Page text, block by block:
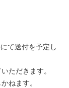
て送付を予定し
ただきます。
ねます。